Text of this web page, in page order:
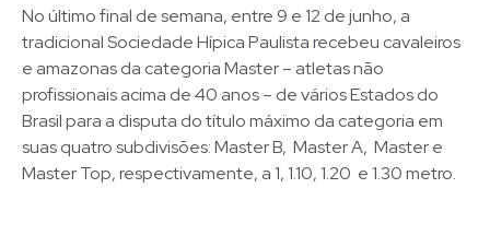
No último final de semana, entre 9 e 12 de junho, a
tradicional Sociedade Hípica Paulista recebeu cavaleiros
e amazonas da categoria Master – atletas não
profissionais acima de 40 anos – de vários Estados do
Brasil para a disputa do título máximo da categoria em
suas quatro subdivisões: Master B, Master A, Master e
Master Top, respectivamente, a 1, 1.10, 1.20 e 1.30 metro.